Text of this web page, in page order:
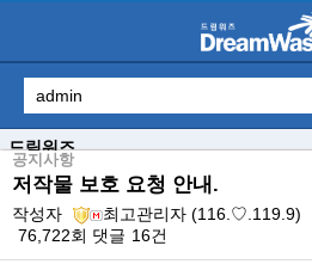
드림워즈
공지사항
저작물 보호 요청 안내.
작성자 최고관리자 (116.♡.119.9)
76,722회 댓글 16건